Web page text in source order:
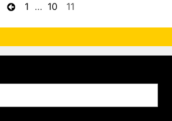
前
ー
ペ
1 … ペ
10
ペ
11